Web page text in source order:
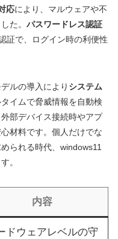
応により、マルウェアや不
た。 パスワードレス認証
証で、ログイン時の利便性
ルの導入により システム
イムで脅威情報を自動検
部デバイス接続時やアプ
材料です。個人だけでな
られる時代、windows11
。
内容
ドウェアレベルの守